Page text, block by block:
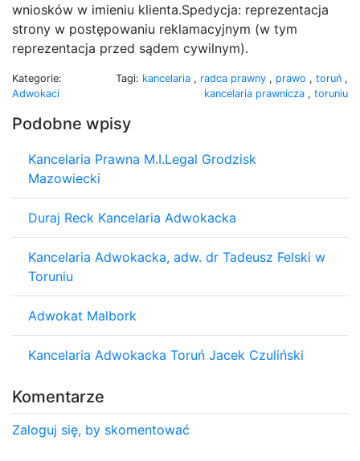
wniosków w imieniu klienta.Spedycja: reprezentacja
strony w postępowaniu reklamacyjnym (w tym
reprezentacja przed sądem cywilnym).
Kategorie:
Adwokaci
Tagi: kancelaria , radca prawny , prawo , toruń ,
kancelaria prawnicza , toruniu
Podobne wpisy
Kancelaria Prawna M.I.Legal Grodzisk
Mazowiecki
Duraj Reck Kancelaria Adwokacka
Kancelaria Adwokacka, adw. dr Tadeusz Felski w
Toruniu
Adwokat Malbork
Kancelaria Adwokacka Toruń Jacek Czuliński
Komentarze
Zaloguj się, by skomentować